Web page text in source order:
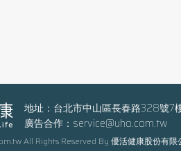
疫學領域頂尖期刊《
》，為克服免疫治療抗藥性帶來
現臺大醫院於癌症轉譯醫學與精準
實力。 T細胞是人體免疫系
地址：台北市中山區長春路328號7
廣告合作： service@uho.com.tw
All Rights Reserved By 優活健康股份有限